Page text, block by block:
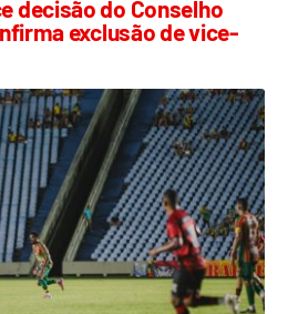
decisão do Conselho
exclusão de vice-